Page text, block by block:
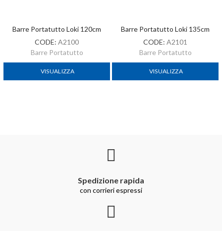
Barre Portatutto Loki 120cm
CODE: A2100
Barre Portatutto
VISUALIZZA
Barre Portatutto Loki 135cm
CODE: A2101
Barre Portatutto
VISUALIZZA
Spedizione rapida
con corrieri espressi